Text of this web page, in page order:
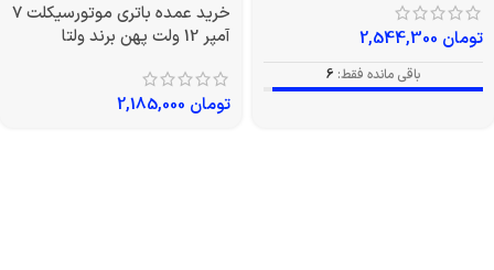
تومان
باقی مانده فقط: 6
خرید عمده باتری موتورسیکلت 7
آمپر 12 ولت پهن برند ولتا
تومان